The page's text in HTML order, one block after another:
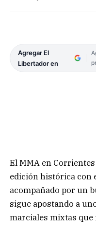
Agregar El
Libertador en
El MMA en
edición histórica con
acompañado por un
sigue apostando a
marciales mixtas que